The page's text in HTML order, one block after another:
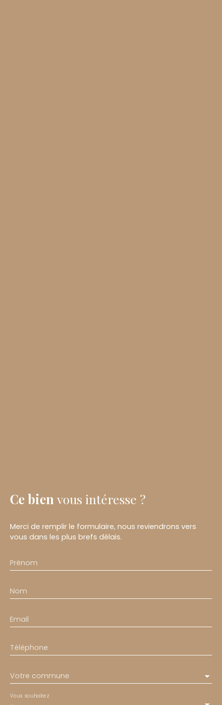
Ce bien vous intéresse ?
Merci de remplir le formulaire, nous reviendrons vers
vous dans les plus brefs délais.
Prénom
Nom
Email
Téléphone
Votre commune
Vous souhaitez